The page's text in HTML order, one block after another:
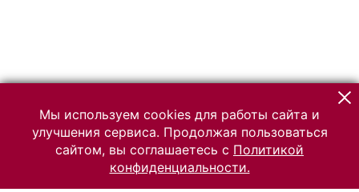
Мы используем cookies для работы сайта и
улучшения сервиса. Продолжая пользоваться
сайтом, вы соглашаетесь с Политикой
конфиденциальности.